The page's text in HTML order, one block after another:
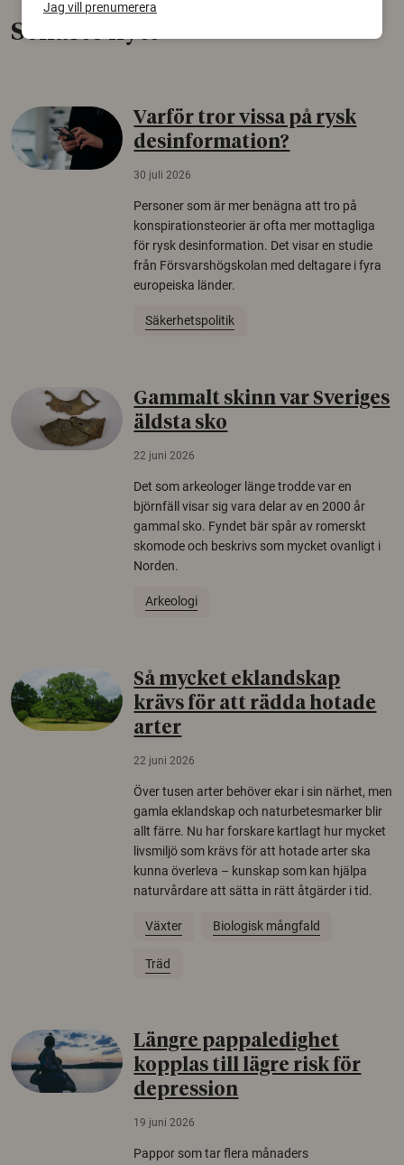
Senaste nytt
Varför tror vissa på rysk
desinformation?
30 juli 2026
Personer som är mer benägna att tro på
konspirationsteorier är ofta mer mottagliga
för rysk desinformation. Det visar en studie
från Försvarshögskolan med deltagare i fyra
europeiska länder.
Säkerhetspolitik
Gammalt skinn var Sveriges
äldsta sko
22 juni 2026
Det som arkeologer länge trodde var en
björnfäll visar sig vara delar av en 2000 år
gammal sko. Fyndet bär spår av romerskt
skomode och beskrivs som mycket ovanligt i
Norden.
Arkeologi
Så mycket eklandskap
krävs för att rädda hotade
arter
22 juni 2026
Över tusen arter behöver ekar i sin närhet, men
gamla eklandskap och naturbetesmarker blir
allt färre. Nu har forskare kartlagt hur mycket
livsmiljö som krävs för att hotade arter ska
kunna överleva – kunskap som kan hjälpa
naturvårdare att sätta in rätt åtgärder i tid.
Växter Biologisk mångfald
Träd
Längre pappaledighet
kopplas till lägre risk för
depression
19 juni 2026
Pappor som tar flera månaders
Jag vill prenumerera